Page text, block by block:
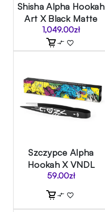
Shisha Alpha Hookah
Art X Black Matte
1,049.00zł
Szczypce Alpha
Hookah X VNDL
59.00zł